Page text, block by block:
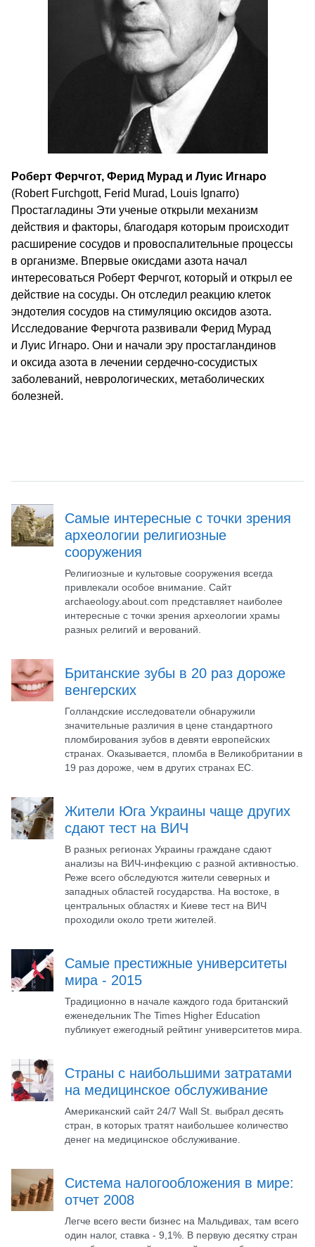
Роберт Ферчгот, Ферид Мурад и Луис Игнаро
(Robert Furchgott, Ferid Murad, Louis Ignarro)
Простагладины Эти ученые открыли механизм
действия и факторы, благодаря которым происходит
расширение сосудов и провоспалительные процессы
в организме. Впервые окисдами азота начал
интересоваться Роберт Ферчгот, который и открыл ее
действие на сосуды. Он отследил реакцию клеток
эндотелия сосудов на стимуляцию оксидов азота.
Исследование Ферчгота развивали Ферид Мурад
и Луис Игнаро. Они и начали эру простагландинов
и оксида азота в лечении сердечно-сосудистых
заболеваний, неврологических, метаболических
болезней.
Самые интересные с точки зрения
археологии религиозные
сооружения
Религиозные и культовые сооружения всегда
привлекали особое внимание. Сайт
archaeology.about.com представляет наиболее
интересные с точки зрения археологии храмы
разных религий и верований.
Британские зубы в 20 раз дороже
венгерских
Голландские исследователи обнаружили
значительные различия в цене стандартного
пломбирования зубов в девяти европейских
странах. Оказывается, пломба в Великобритании в
19 раз дороже, чем в других странах ЕС.
Жители Юга Украины чаще других
сдают тест на ВИЧ
В разных регионах Украины граждане сдают
анализы на ВИЧ-инфекцию с разной активностью.
Реже всего обследуются жители северных и
западных областей государства. На востоке, в
центральных областях и Киеве тест на ВИЧ
проходили около трети жителей.
Самые престижные университеты
мира - 2015
Традиционно в начале каждого года британский
еженедельник The Times Higher Education
публикует ежегодный рейтинг университетов мира.
Страны с наибольшими затратами
на медицинское обслуживание
Американский сайт 24/7 Wall St. выбрал десять
стран, в которых тратят наибольшее количество
денег на медицинское обслуживание.
Система налогообложения в мире:
отчет 2008
Легче всего вести бизнес на Мальдивах, там всего
один налог, ставка - 9,1%. В первую десятку стран